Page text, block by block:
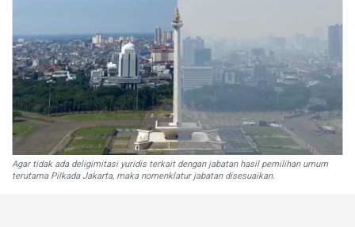
Agar tidak ada deligimitasi yuridis terkait dengan jabatan hasil pemilihan umum
terutama Pilkada Jakarta, maka nomenklatur jabatan disesuaikan.